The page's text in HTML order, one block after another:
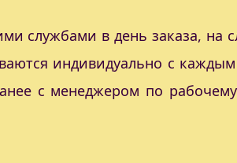
службами в день заказа, на
индивидуально с
с менеджером по